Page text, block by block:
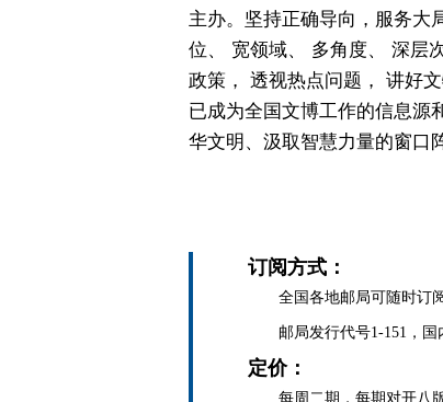
主办。坚持正确导向，服务大
位、 宽领域、 多角度、 深层
政策， 透视热点问题， 讲好
已成为全国文博工作的信息源
华文明、汲取智慧力量的窗口
订阅方式：
全国各地邮局可随时订
邮局发行代号1-151，国
定价：
每周二期，每期对开八版